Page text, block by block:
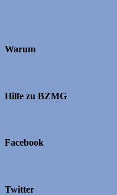
Warum
Hilfe zu BZMG
Facebook
Twitter